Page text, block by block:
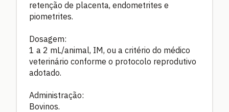
retenção de placenta, endometrites e
piometrites.
Dosagem:
1 a 2 mL/animal, IM, ou a critério do médico
veterinário conforme o protocolo reprodutivo
adotado.
Administração:
Bovinos.